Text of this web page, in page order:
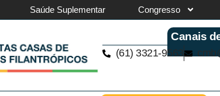
Saúde Suplementar Congresso
Canais
(61) 3321-9563